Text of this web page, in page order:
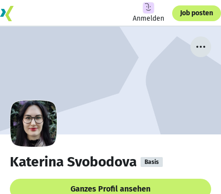
Anmelden
Job posten
Katerina Svobodova Basis
Ganzes Profil ansehen